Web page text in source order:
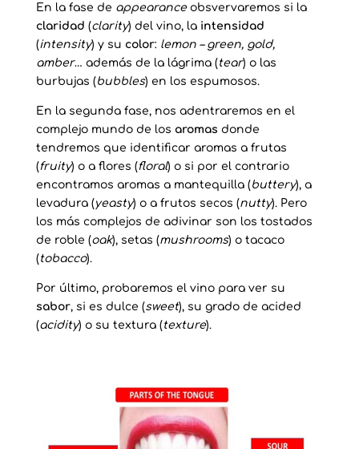
En la fase de appearanceobsvervaremos si la
claridad (clarity) del vino, la intensidad
(intensity) y su color: lemon – green, gold,
amber… además de la lágrima (tear) o las
burbujas (bubbles) en los espumosos.
En la segunda fase, nos adentraremos en el
complejo mundo de los aromas donde
tendremos que identificar aromas a frutas
(fruity) o a flores (floral) o si por el contrario
encontramos aromas a mantequilla (buttery), a
levadura (yeasty) o a frutos secos (nutty). Pero
los más complejos de adivinar son los tostados
de roble (oak), setas (mushrooms) o tacaco
(tobacco).
Por último, probaremos el vino para ver su
sabor, si es dulce (sweet), su grado de acided
(acidity) o su textura (texture).